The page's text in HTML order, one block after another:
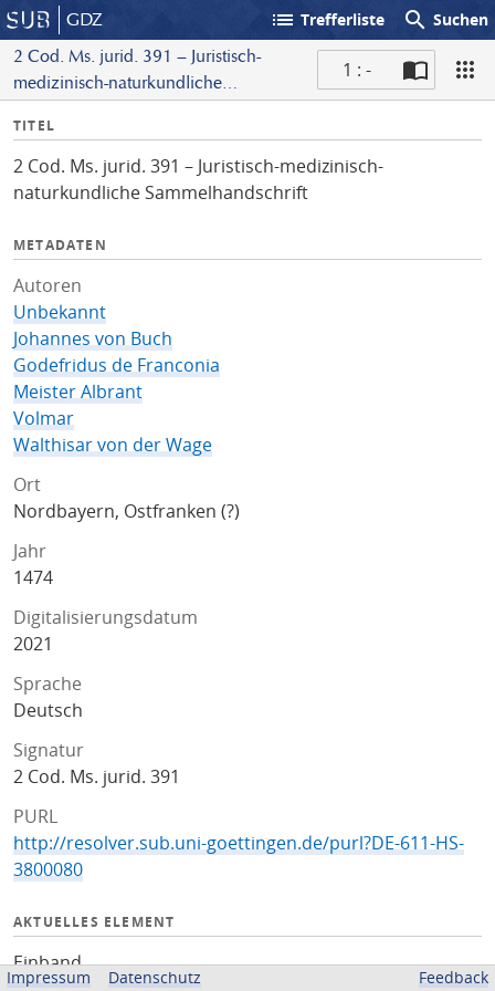
GDZ list Trefferliste search Suchen
2 Cod. Ms. jurid. 391 – Juristisch-
medizinisch-naturkundliche
1 : -
I
f
o
TITEL
2 Cod. Ms. jurid. 391 – Juristisch-medizinisch-
naturkundliche Sammelhandschrift
METADATEN
Autoren
Unbekannt
Johannes von Buch
Godefridus de Franconia
Meister Albrant
Volmar
Walthisar von der Wage
Ort
Nordbayern, Ostfranken (?)
Jahr
1474
Digitalisierungsdatum
2021
Sprache
Deutsch
Signatur
2 Cod. Ms. jurid. 391
PURL
http://resolver.sub.uni-goettingen.de/purl?DE-611-HS-
3800080
AKTUELLES ELEMENT
Einband
Impressum Datenschutz Feedback